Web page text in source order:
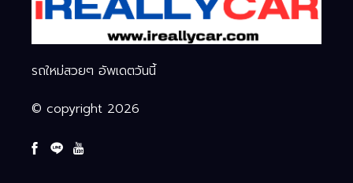
รถใหม่สวยๆ อัพเดตวันนี้
© copyright 2026